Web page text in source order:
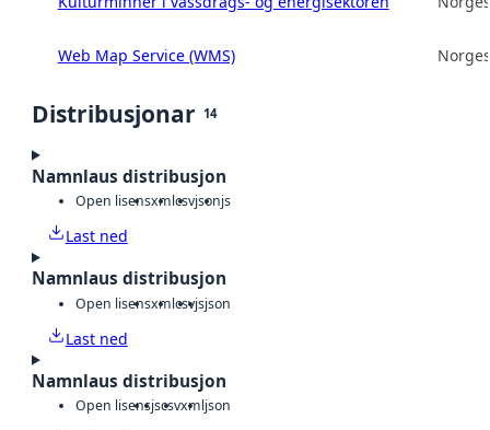
Web Map Service (WMS)
Distribusjonar 14
Namnlaus distribusjon
Open lisensxmlcsvjsonjs
Last ned
Namnlaus distribusjon
Open lisensxmlcsvjsjson
Last ned
Namnlaus distribusjon
Open lisensjscsvxmljson